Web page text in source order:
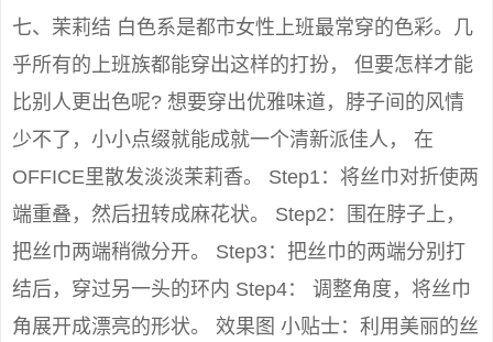
七、茉莉结 白色系是都市女性上班最常穿的色彩。几
乎所有的上班族都能穿出这样的打扮， 但要怎样才能
比别人更出色呢? 想要穿出优雅味道，脖子间的风情
少不了，小小点缀就能成就一个清新派佳人， 在
OFFICE里散发淡淡茉莉香。 Step1：将丝巾对折使两
端重叠，然后扭转成麻花状。 Step2：围在脖子上，
把丝巾两端稍微分开。 Step3：把丝巾的两端分别打
结后，穿过另一头的环内 Step4： 调整角度，将丝巾
角展开成漂亮的形状。 效果图 小贴士：利用美丽的丝